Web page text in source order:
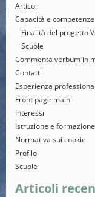
Articoli
Capacità e competenze
Finalità del progetto
Scuole
Commenta verbum in
Contatti
Esperienza
Front page main
Interessi
Istruzione e formazione
Normativa sui cookie
Profilo
Scuole
Articoli